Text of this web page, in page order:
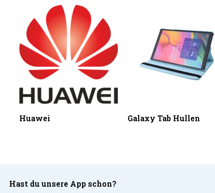
Huawei Galaxy Tab Hullen
Hast du unsere App schon?